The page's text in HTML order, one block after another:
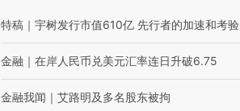
特稿 ｜ 宇树发行市值610亿 先行者的加速和考验
金融 ｜ 在岸人民币兑美元汇率连日升破6.75
金融我闻 ｜ 艾路明及多名股东被拘